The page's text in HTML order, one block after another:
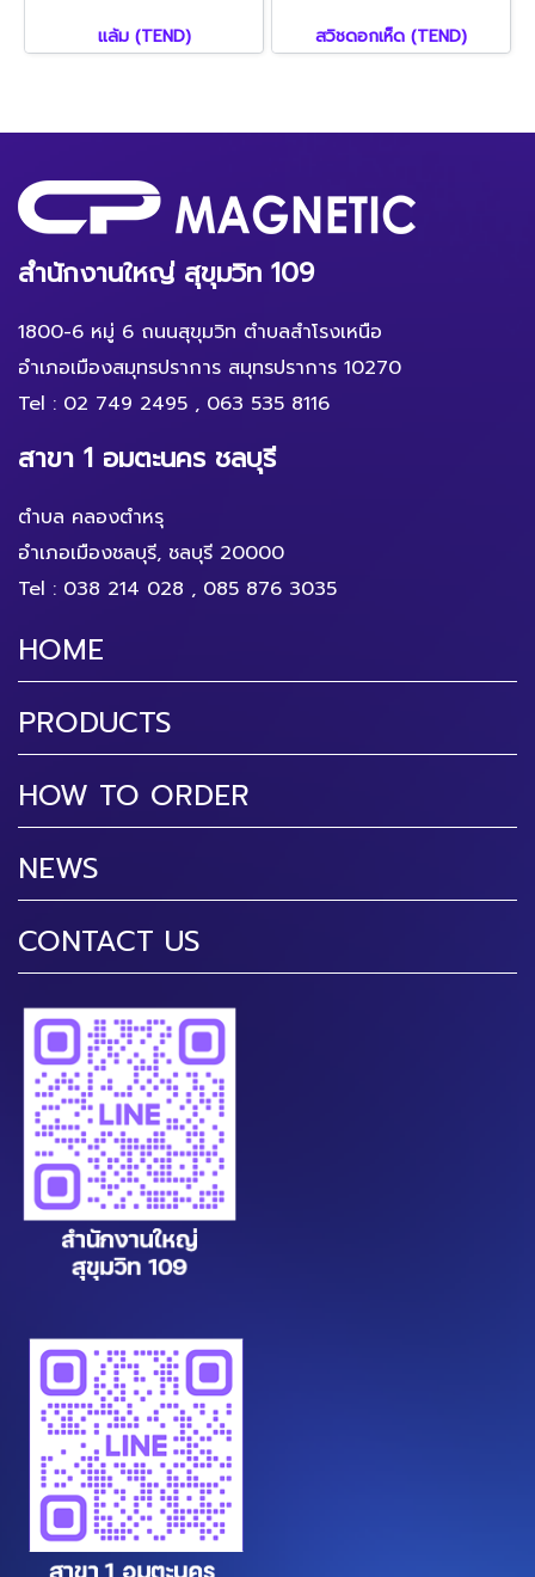
แล้ม (TEND) สวิชดอกเห็ด (TEND)
สำนักงานใหญ่ สุขุมวิท 109
1800-6 หมู่ 6 ถนนสุขุมวิท ตำบลสำโรงเหนือ
อำเภอเมืองสมุทรปราการ สมุทรปราการ 10270
Tel : 02 749 2495 , 063 535 8116
สาขา 1 อมตะนคร ชลบุรี
ตำบล คลองตำหรุ
อำเภอเมืองชลบุรี, ชลบุรี 20000
Tel : 038 214 028 , 085 876 3035
HOME
PRODUCTS
HOW TO ORDER
NEWS
CONTACT US